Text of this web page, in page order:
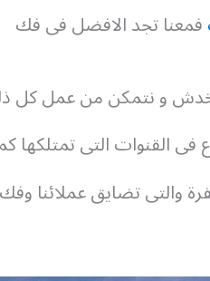
فمعنا تجد الافضل فى فك
خدش و نتمكن من عمل كل
القنوات التى تمتلكها
والتى تضايق عملائنا وفك